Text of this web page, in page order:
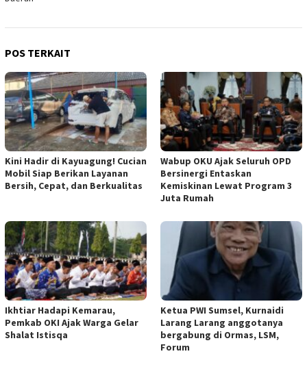
POS TERKAIT
Kini Hadir di Kayuagung! Cucian
Mobil Siap Berikan Layanan
Bersih, Cepat, dan Berkualitas
Wabup OKU Ajak Seluruh OPD
Bersinergi Entaskan
Kemiskinan Lewat Program 3
Juta Rumah
Ikhtiar Hadapi Kemarau,
Pemkab OKI Ajak Warga Gelar
Shalat Istisqa
Ketua PWI Sumsel, Kurnaidi
Larang Larang anggotanya
bergabung di Ormas, LSM,
Forum